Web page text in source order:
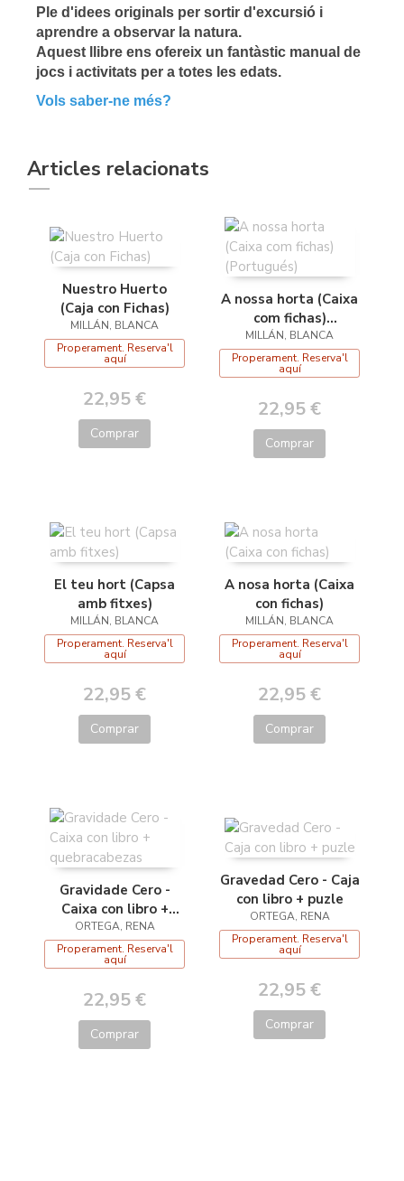
Ple d'idees originals per sortir d'excursió i
aprendre a observar la natura.
Aquest llibre ens ofereix un fantàstic manual de
jocs i activitats per a totes les edats.
Vols saber-ne més?
Articles relacionats
Nuestro Huerto
(Caja con Fichas)
MILLÁN, BLANCA
Properament. Reserva'l
aquí
22,95 €
Comprar
A nossa horta (Caixa
com fichas)
(Portugués)
MILLÁN, BLANCA
Properament. Reserva'l
aquí
22,95 €
Comprar
El teu hort (Capsa
amb fitxes)
MILLÁN, BLANCA
Properament. Reserva'l
aquí
22,95 €
Comprar
A nosa horta (Caixa
con fichas)
MILLÁN, BLANCA
Properament. Reserva'l
aquí
22,95 €
Comprar
Gravidade Cero -
Caixa con libro +
quebracabezas
ORTEGA, RENA
Properament. Reserva'l
aquí
22,95 €
Comprar
Gravedad Cero - Caja
con libro + puzle
ORTEGA, RENA
Properament. Reserva'l
aquí
22,95 €
Comprar